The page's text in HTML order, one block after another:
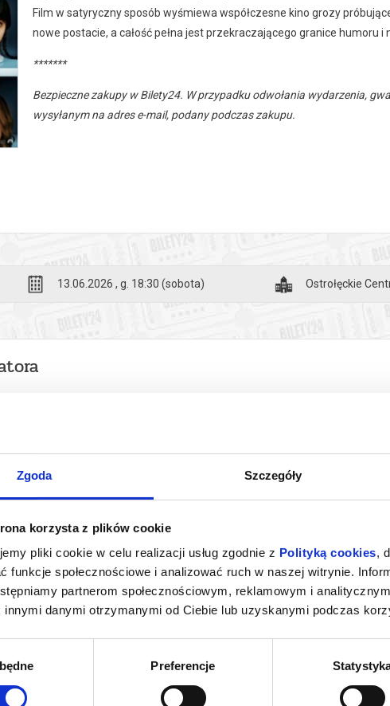
Zgoda Szczegóły
korzysta z plików cookie
pliki cookie w celu realizacji usług zgodnie z Polityką cookies,
funkcje społecznościowe i analizować ruch w naszej witrynie.
partnerom społecznościowym, reklamowym i
innymi danymi otrzymanymi od Ciebie lub uzyskanymi podczas
Preferencje
Film w satyryczny sposób wyśmiewa współczesne kino grozy
nowe postacie, a całość pełna jest przekraczającego granice humoru i
*******
Bezpieczne zakupy w Bilety24. W przypadku odwołania wydarzenia,
wysyłanym na adres e-mail, podany podczas zakupu.
13.06.2026 , g. 18:30 (sobota) Ostrołęckie
ICE CREAM MAN - 2D NAP
08.08.2026, Ostrołęka
kup bilet
09.08.2026, Ostrołęka
kup bilet